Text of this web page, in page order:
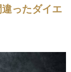
ったダイエ